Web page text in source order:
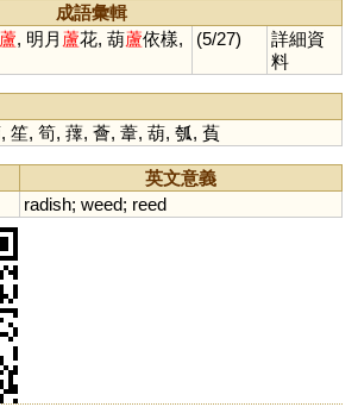
成語彙輯
, 明月 蘆花, 葫蘆依樣,
(5/27)
詳細資
料
, 笙, 筍, 蘀, 薈, 葦, 葫, 瓠, 萯
英文意義
radish; weed; reed